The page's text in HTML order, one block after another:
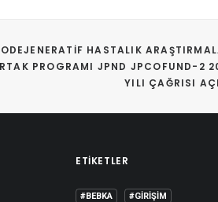
HASTALIK
PROGRAMI JPND JPCOFUND-2
YILI ÇAĞRISI
ETIKETLER
#BEBKA #GIRIŞIM